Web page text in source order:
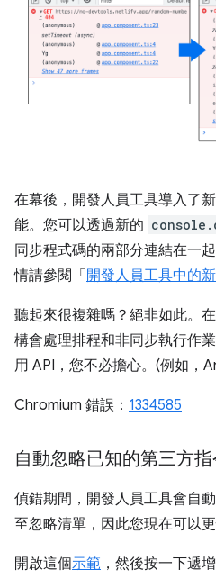
在幕後，開發人員工具導入了
能。您可以透過新的
同步程式碼的兩部分連結在一
情請參閱「 開發人員工具中的
聽起來很複雜嗎？絕非如此。
構會處理排程和非同步執行作
用 API，您不必擔心。(例如，
Chromium 錯誤： 1334585
自動忽略已知的第三方
偵錯期間，開發人員工具會自
至忽略清單，因此您現在可以
開啟這個示範 ，然後按一下遞